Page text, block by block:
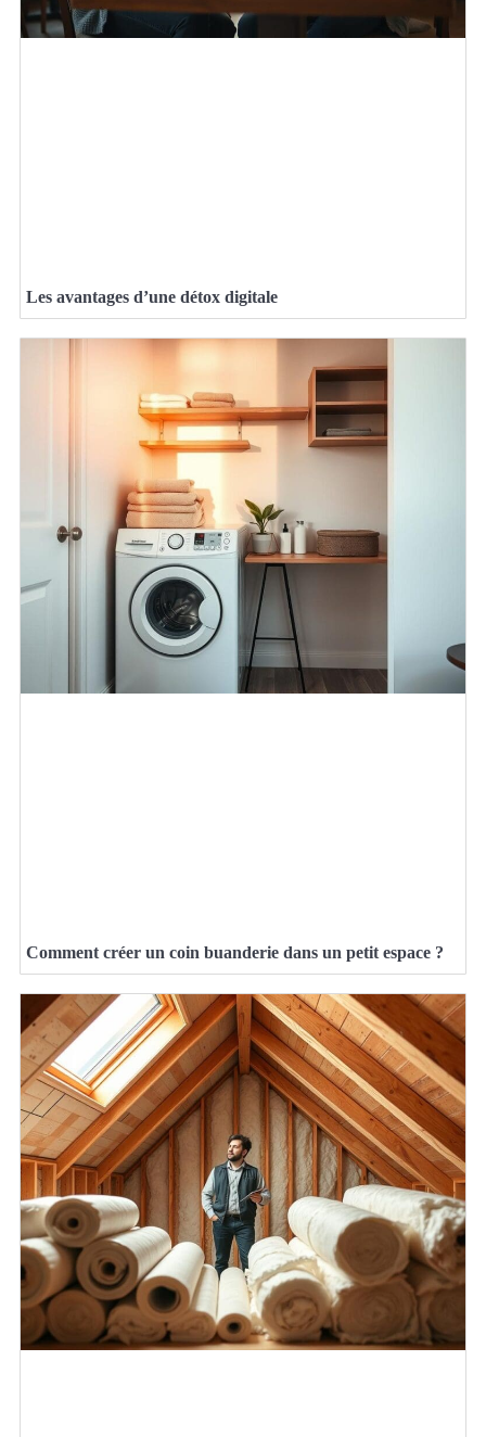
Les avantages d’une détox digitale
Comment créer un coin buanderie dans un petit espace ?